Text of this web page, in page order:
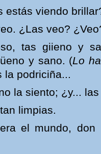
estás viendo
¿Las veo?
tas giieno y
y sano. (Lo
la podriciña...
la siento; ¿y...
limpias.
el mundo, don